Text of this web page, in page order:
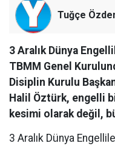
Tuğçe
3 Aralık Dünya
TBMM Genel
Disiplin Kurulu
Halil Öztürk, engelli
kesimi olarak değil,
3 Aralık Dünya